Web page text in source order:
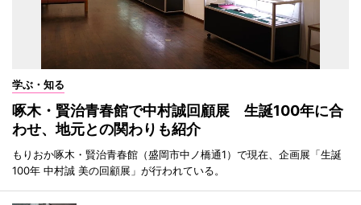
学ぶ・知る
啄木・賢治青春館で中村誠回顧展 生誕100年に合
わせ、地元との関わりも紹介
もりおか啄木・賢治青春館（盛岡市中ノ橋通1）で現在、企画展「生誕
100年 中村誠 美の回顧展」が行われている。